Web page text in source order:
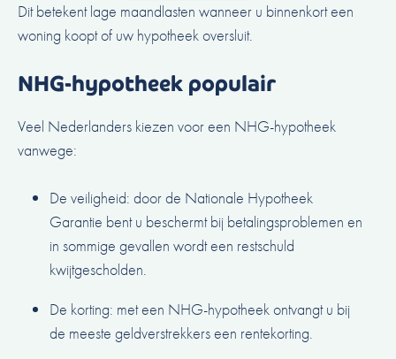
Dit betekent lage maandlasten wanneer u binnenkort een
woning koopt of uw hypotheek oversluit.
NHG-hypotheek populair
Veel Nederlanders kiezen voor een NHG-hypotheek
vanwege:
De veiligheid: door de Nationale Hypotheek
Garantie bent u beschermt bij betalingsproblemen en
in sommige gevallen wordt een restschuld
kwijtgescholden.
De korting: met een NHG-hypotheek ontvangt u bij
de meeste geldverstrekkers een rentekorting.